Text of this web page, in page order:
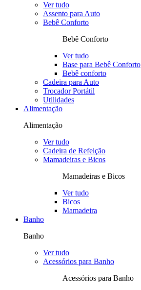
Ver tudo
Assento para Auto
Bebê Conforto
Bebê Conforto
Ver tudo
Base para Bebê Conforto
Bebê conforto
Cadeira para Auto
Trocador Portátil
Utilidades
Alimentação
Alimentação
Ver tudo
Cadeira de Refeição
Mamadeiras e Bicos
Mamadeiras e Bicos
Ver tudo
Bicos
Mamadeira
Banho
Banho
Ver tudo
Acessórios para Banho
Acessórios para Banho